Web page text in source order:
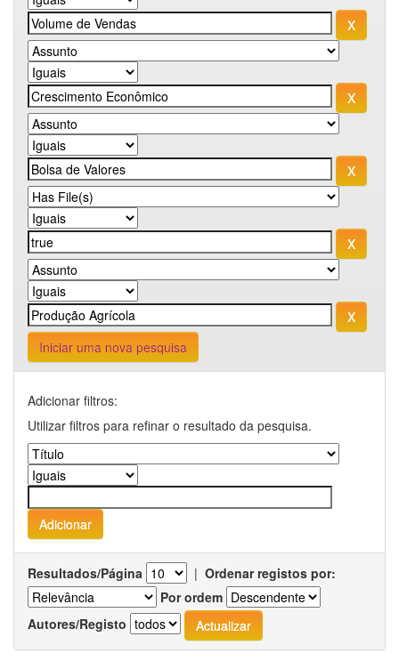
Iniciar uma nova pesquisa
Adicionar filtros:
Utilizar filtros para refinar o resultado da pesquisa.
Resultados/Página | Ordenar registos por:
Por ordem
Autores/Registo